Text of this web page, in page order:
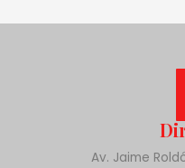
Av. Jaime